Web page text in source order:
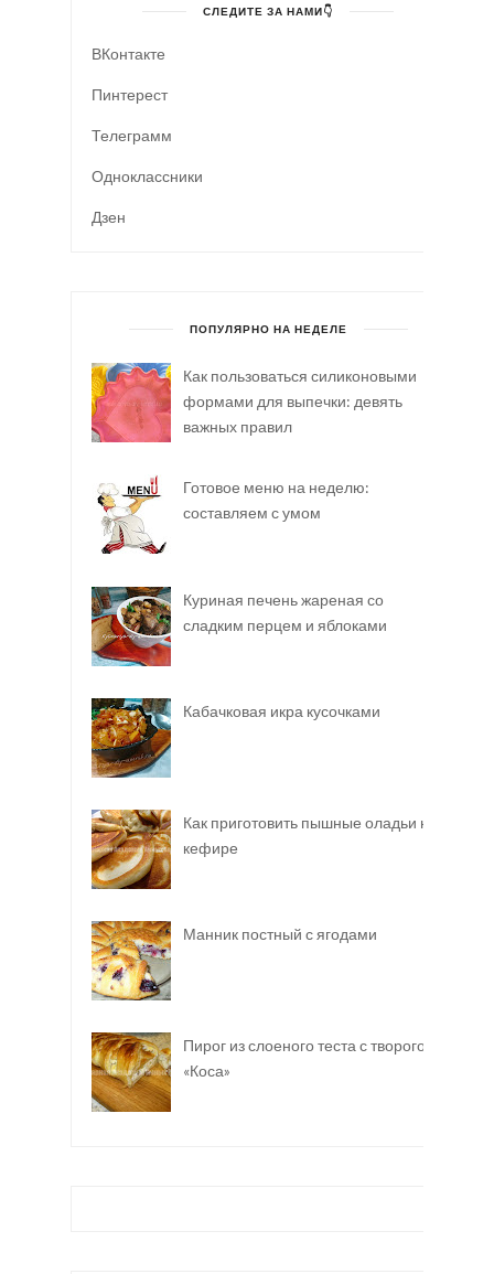
СЛЕДИТЕ ЗА НАМИ👇
ВКонтакте
Пинтерест
Телеграмм
Одноклассники
Дзен
ПОПУЛЯРНО НА НЕДЕЛЕ
Как пользоваться силиконовыми
формами для выпечки: девять
важных правил
Готовое меню на неделю:
составляем с умом
Куриная печень жареная со
сладким перцем и яблоками
Кабачковая икра кусочками
Как приготовить пышные оладьи на
кефире
Манник постный с ягодами
Пирог из слоеного теста с творогом
«Коса»